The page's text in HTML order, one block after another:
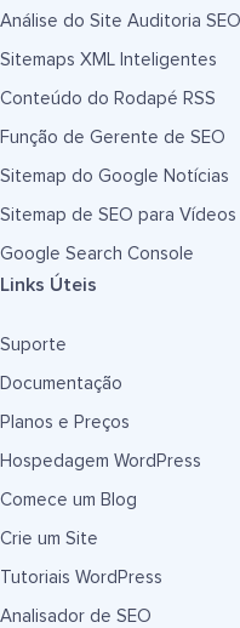
Análise do Site Auditoria SEO
Sitemaps XML Inteligentes
Conteúdo do Rodapé RSS
Função de Gerente de SEO
Sitemap do Google Notícias
Sitemap de SEO para Vídeos
Google Search Console
Links Úteis
Suporte
Documentação
Planos e Preços
Hospedagem WordPress
Comece um Blog
Crie um Site
Tutoriais WordPress
Analisador de SEO